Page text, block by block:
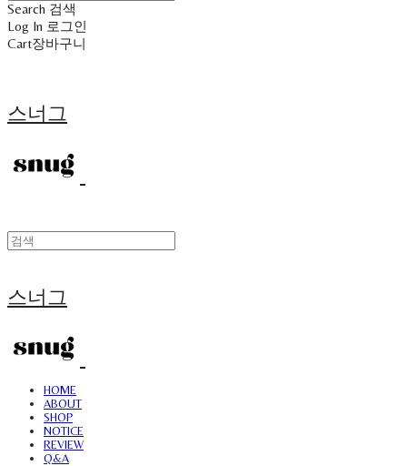
Search 검색
Log In 로그인
Cart장바구니
스너그
스너그
HOME
ABOUT
SHOP
NOTICE
REVIEW
Q&A